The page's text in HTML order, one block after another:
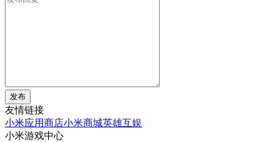
发布
友情链接
小米应用商店小米商城英雄互娱
小米游戏中心